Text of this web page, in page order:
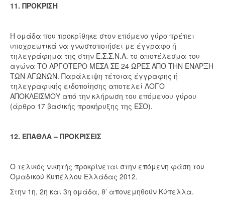
11. ΠΡΟΚΡΙΣΗ
Η ομάδα που προκρίθηκε στον επόμενο γύρο πρέπει
υποχρεωτικά να γνωστοποιήσει με έγγραφο ή
τηλεγράφημα της στην Ε.Σ.Σ.Ν.Α. το αποτέλεσμα του
αγώνα ΤΟ ΑΡΓΟΤΕΡΟ ΜΕΣΑ ΣΕ 24 ΩΡΕΣ ΑΠΌ ΤΗΝ ΕΝΑΡΞΗ
ΤΩΝ ΑΓΩΝΩΝ. Παράλειψη τέτοιας έγγραφης ή
τηλεγραφικής ειδοποίησης αποτελεί ΛΟΓΟ
ΑΠΟΚΛΕΙΣΜΟΥ από την κλήρωση του επόμενου γύρου
(άρθρο 17 βασικής προκήρυξης της ΕΣΟ).
12. ΕΠΑΘΛΑ – ΠΡΟΚΡΙΣΕΙΣ
Ο τελικός νικητής προκρίνεται στην επόμενη φάση του
Ομαδικού Κυπέλλου Ελλάδας 2012.
Στην 1η, 2η και 3η ομάδα, θ’ απονεμηθούν Κύπελλα.